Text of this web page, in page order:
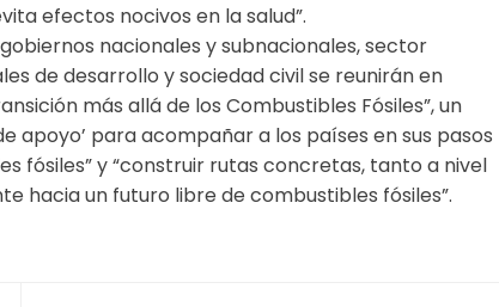
efectos nocivos en la salud”.
nacionales y subnacionales, sector
de desarrollo y sociedad civil se reunirán en
más allá de los Combustibles Fósiles”, un
apoyo’ para acompañar a los países en sus pasos
fósiles” y “construir rutas concretas, tanto a nivel
hacia un futuro libre de combustibles fósiles”.